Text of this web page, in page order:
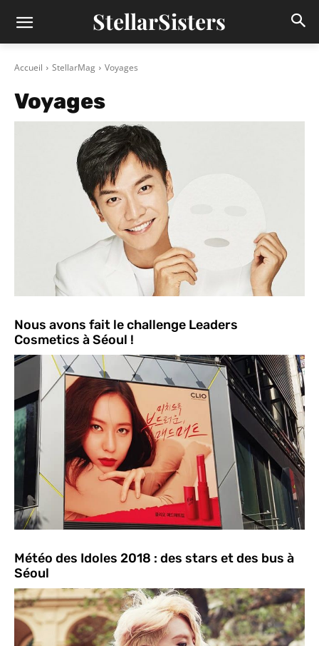
StellarSisters
Accueil StellarMag Voyages
Voyages
Nous avons fait le challenge Leaders
Cosmetics à Séoul !
Météo des Idoles 2018 : des stars et des bus à
Séoul